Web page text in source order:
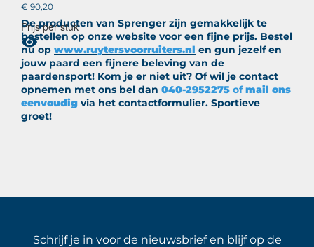
€ 90,20
Prijs per stuk

De producten van Sprenger zijn gemakkelijk te
bestellen op onze website voor een fijne prijs. Bestel
nu op www.ruytersvoorruiters.nl en gun jezelf en
jouw paard een fijnere beleving van de
paardensport! Kom je er niet uit? Of wil je contact
opnemen met ons bel dan 040-2952275 ofmail ons
eenvoudig via het contactformulier. Sportieve
groet!
Schrijf je in voor de nieuwsbrief en blijf op de